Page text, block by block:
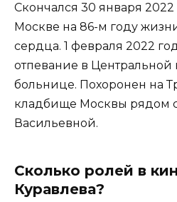
Скончался 30 января 2022
Москве на 86-м году
сердца. 1 февраля 2022
отпевание в
больнице. Похоронен на
кладбище Москвы рядом
Васильевной.
Сколько ролей в
Куравлева?